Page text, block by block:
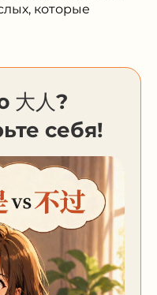
которые
大人?
себя!